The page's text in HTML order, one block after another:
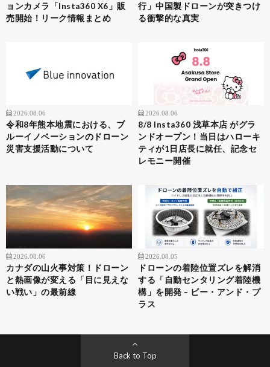
ョンカメラ「Insta360 X6」販
売開始！リーク情報まとめ
行」中国製ドローンが突きつけ
る衝撃的な真実
2026.08.06
令和8年熊本地震における、ブ
ルーイノベーションのドローン
災害支援活動について
2026.08.06
8/8 Insta360 浅草本店 がグラ
ンドオープン！当日はハローキ
ティが1日店長に就任、記念セ
レモニー開催
2026.08.06
カナダの山火事対策！ドローン
と熱画像が変える「目に見えな
い戦い」の最前線
2026.08.05
ドローンの着陸位置ズレを解消
する「自動センタリング着陸機
構」を開発 – ビー・アンド・プ
ラス
Back to Top